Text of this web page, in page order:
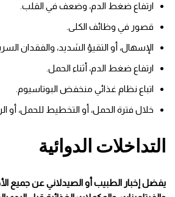
ارتفاع ضغط الدم، وضعف في القلب.
قصور في وظائف الكلى.
الإسهال، أو التقيؤ الشديد، والفقدان
ارتفاع ضغط الدم، أثناء الحمل.
اتباع نظام غذائي منخفض البوتاسيوم.
خلال فترة الحمل، أو التخطيط للحمل، أو
التداخلات الدوائية
يفضل إخبار الطبيب أو الصيدلاني عن جميع